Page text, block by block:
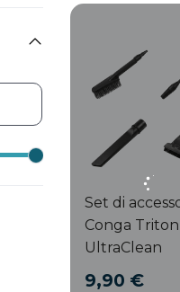
Set di
Conga
UltraClean
9,90 €